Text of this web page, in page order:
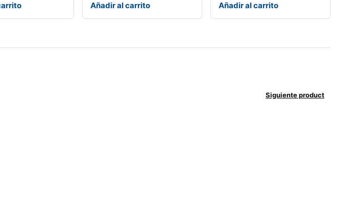
Añadir al carrito Añadir al carrito
Siguiente product